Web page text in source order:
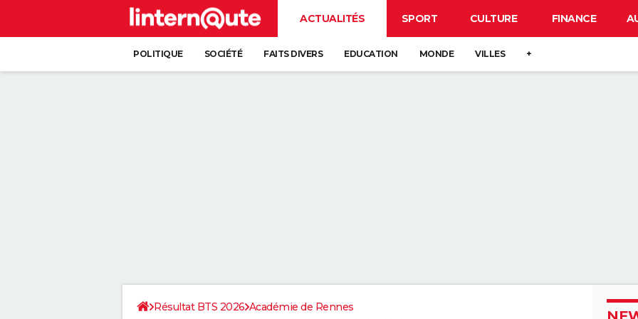
ACTUALITÉS SPORT CULTURE FINANCE
POLITIQUE SOCIÉTÉ FAITS DIVERS EDUCATION MONDE VILLES +
Résultat BTS 2026 Académie de Rennes